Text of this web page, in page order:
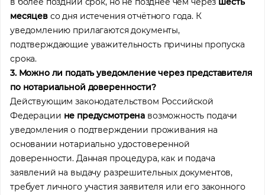
месяцевсо дня истечения отчётного года. К
уведомлению прилагаются документы,
подтверждающие уважительность причины пропуска
срока.
3. Можно ли подать уведомление через представителя
по нотариальной доверенности?
Действующим законодательством Российской
Федерации не предусмотрена возможность подачи
уведомления о подтверждении проживания на
основании нотариально удостоверенной
доверенности. Данная процедура, как и подача
заявлений на выдачу разрешительных документов,
требует личного участия заявителя или его законного